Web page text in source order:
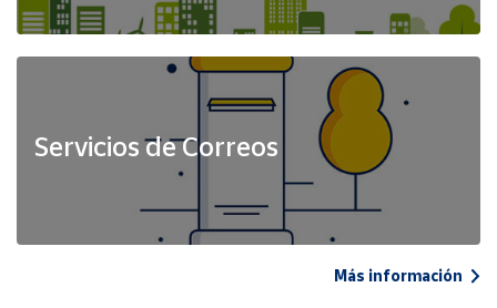
Servicios de Correos
Más información